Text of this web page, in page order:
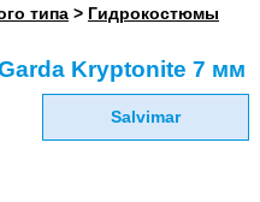
типа> Гидрокостюмы
Kryptonite 7 мм
Salvimar